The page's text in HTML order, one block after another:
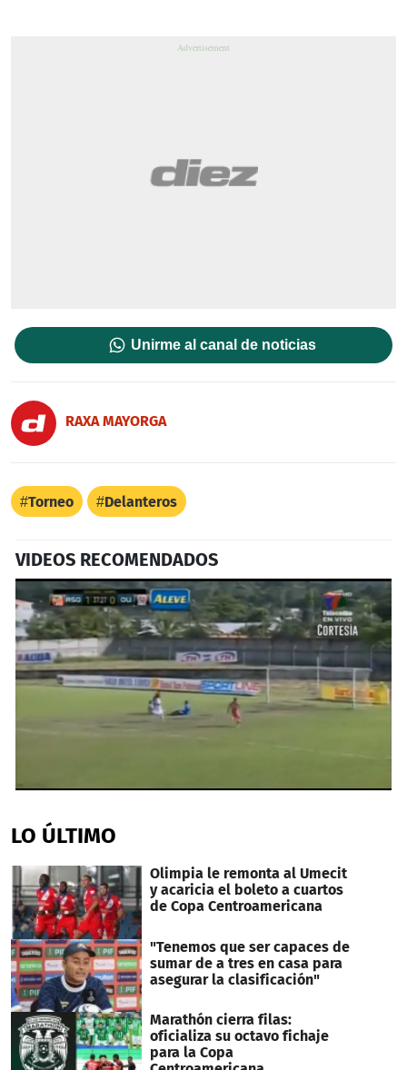
Unirme al canal de noticias
RAXA MAYORGA
Torneo Delanteros
VIDEOS RECOMENDADOS
of
31
LO ÚLTIMO
Olimpia le remonta al Umecit
y acaricia el boleto a cuartos
de Copa Centroamericana
"Tenemos que ser capaces de
sumar de a tres en casa para
asegurar la clasificación"
Marathón cierra filas:
oficializa su octavo fichaje
para la Copa